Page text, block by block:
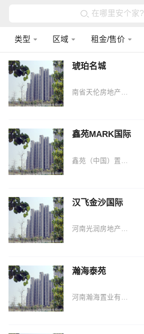
在哪里安个家?
类型 区域 租金/售价
琥珀名城
南省天伦房地产有限公司
鑫苑MARK国际
汉飞金沙国际
河南光润房地产有限公司
瀚海泰苑
河南瀚海置业有限公司